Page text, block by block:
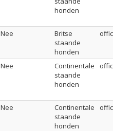
honden
Nee
Britse
staande
honden
Nee
Continentale
staande
honden
Nee
Continentale
staande
honden